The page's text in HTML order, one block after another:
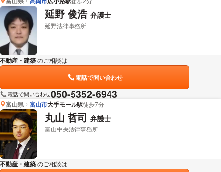
延野 俊浩 弁護士
延野法律事務所
不動産・建築 のご相談は
電話で問い合わせ
電話で問い合わせ050-5352-6943
富山県 富山市大手モール駅徒歩7分
丸山 哲司 弁護士
富山中央法律事務所
不動産・建築 のご相談は